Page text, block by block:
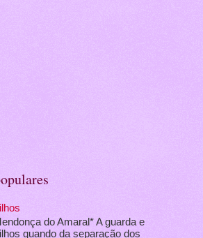
do Amaral* A guarda e
quando da separação dos